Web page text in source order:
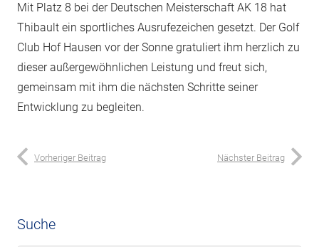
Mit Platz 8 bei der Deutschen Meisterschaft AK 18 hat
Thibault ein sportliches Ausrufezeichen gesetzt. Der Golf
Club Hof Hausen vor der Sonne gratuliert ihm herzlich zu
dieser außergewöhnlichen Leistung und freut sich,
gemeinsam mit ihm die nächsten Schritte seiner
Entwicklung zu begleiten.
Vorheriger Beitrag Nächster Beitrag
Suche